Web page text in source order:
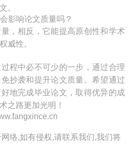
。
影响论文质量吗？
，相反，它能提高原创性和学术
威性。
程中必不可少的一步，通过合理
抄袭和提升论文质量。希望通过
地完成毕业论文，取得优异的成
之路更加光明！
络,如有侵权,请联系我们,我们将